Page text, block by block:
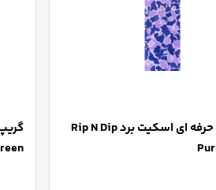
گریپ تیپ حرفه ای اسکیت برد Rip N Dip